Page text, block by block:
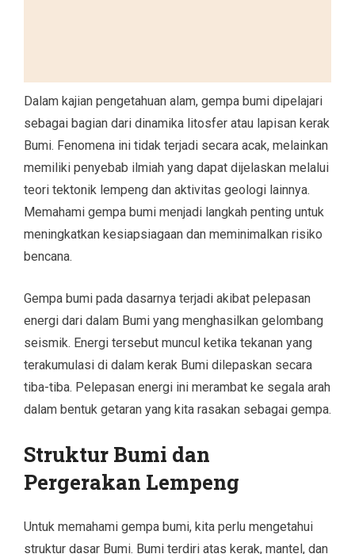
Dalam kajian pengetahuan alam, gempa bumi dipelajari
sebagai bagian dari dinamika litosfer atau lapisan kerak
Bumi. Fenomena ini tidak terjadi secara acak, melainkan
memiliki penyebab ilmiah yang dapat dijelaskan melalui
teori tektonik lempeng dan aktivitas geologi lainnya.
Memahami gempa bumi menjadi langkah penting untuk
meningkatkan kesiapsiagaan dan meminimalkan risiko
bencana.
Gempa bumi pada dasarnya terjadi akibat pelepasan
energi dari dalam Bumi yang menghasilkan gelombang
seismik. Energi tersebut muncul ketika tekanan yang
terakumulasi di dalam kerak Bumi dilepaskan secara
tiba-tiba. Pelepasan energi ini merambat ke segala arah
dalam bentuk getaran yang kita rasakan sebagai gempa.
Struktur Bumi dan
Pergerakan Lempeng
Untuk memahami gempa bumi, kita perlu mengetahui
struktur dasar Bumi. Bumi terdiri atas kerak, mantel, dan